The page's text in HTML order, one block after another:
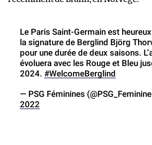
Le Paris Saint-Germain est
la signature de Berglind Björg
pour une durée de deux saisons.
évoluera avec les Rouge et Bleu
2024. #WelcomeBerglind
— PSG Féminines
2022